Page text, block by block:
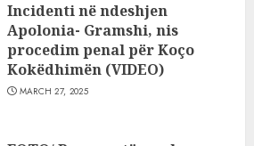
Incidenti në ndeshjen
Apolonia- Gramshi, nis
procedim penal për Koço
Kokëdhimën (VIDEO)
MARCH 27, 2025